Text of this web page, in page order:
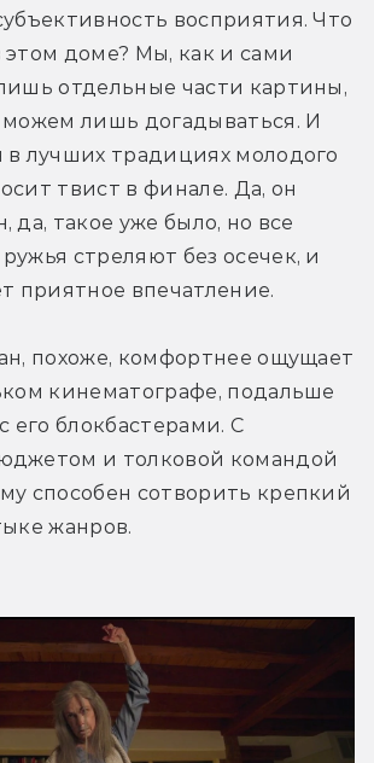
восприятия. Что
этом доме? Мы, как и сами
отдельные части картины,
можем лишь догадываться. И
в лучших традициях молодого
твист в финале. Да, он
да, такое уже было, но все
стреляют без осечек, и
приятное впечатление.
похоже, комфортнее ощущает
кинематографе, подальше
его блокбастерами. С
и толковой командой
способен сотворить крепкий
жанров.